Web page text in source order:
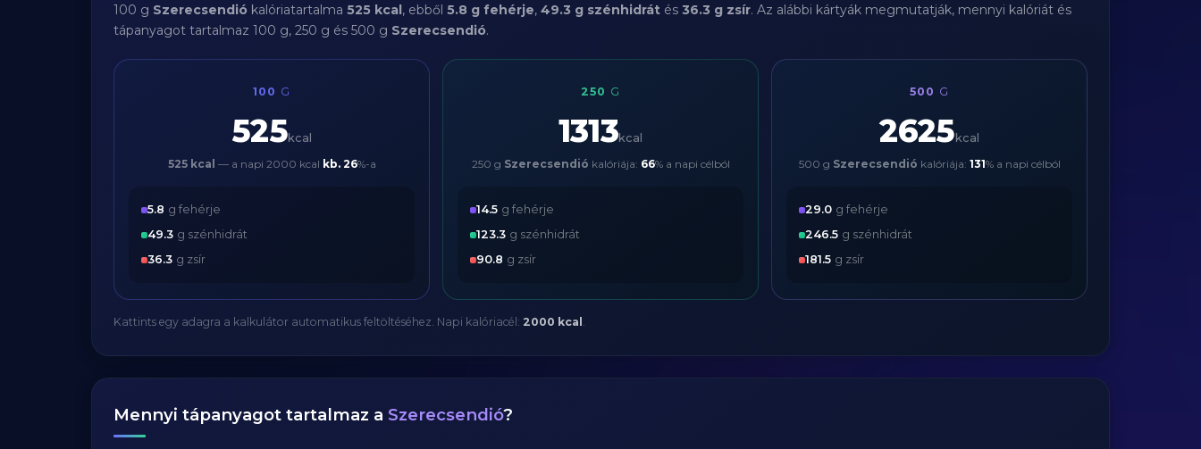
100 g Szerecsendió kalóriatartalma 525 kcal, ebből 5.8 g fehérje, 49.3 g szénhidrát és 36.3 g zsír. Az alábbi kártyák megmutatják, mennyi kalóriát és
tápanyagot tartalmaz 100 g, 250 g és 500 g Szerecsendió.
100 G
525kcal
525 kcal — a napi 2000 kcal kb. 26%-a
5.8 g fehérje
49.3 g szénhidrát
36.3 g zsír
250 G
1313kcal
250 g Szerecsendió kalóriája: 66% a napi célból
14.5 g fehérje
123.3 g szénhidrát
90.8 g zsír
500 G
2625 kcal
500 g Szerecsendió kalóriája: 131% a napi célból
29.0 g fehérje
246.5 g szénhidrát
181.5 g zsír
Kattints egy adagra a kalkulátor automatikus feltöltéséhez. Napi kalóriacél: 2000 kcal .
Mennyi tápanyagot tartalmaz a Szerecsendió?